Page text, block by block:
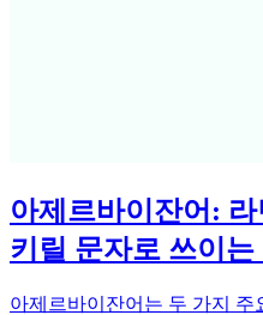
아제르바이잔어:
키릴 문자로 쓰이는
아제르바이잔어는 두 가지 주